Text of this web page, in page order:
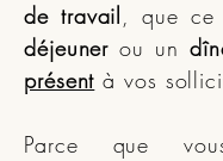
de travail, que ce
déjeunerou un
présent à vos
Parce que